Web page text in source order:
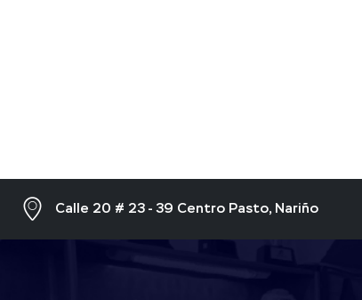
Calle 20 # 23 - 39 Centro Pasto, Nariño